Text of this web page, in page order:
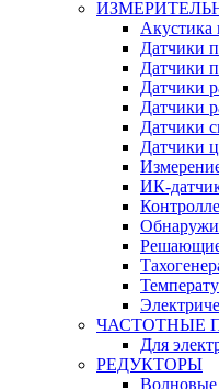
Акустика
Датчики
Датчики
Датчики
Датчики
Датчики
Датчики
ИК-
Решающие
ЧАСТОТНЫЕ
Для
РЕДУКТОРЫ
Волновые